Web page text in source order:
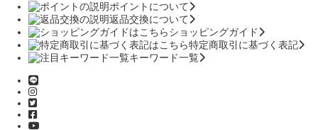
ポイントについて
返品交換について
ショッピングガイド
特定商取引に基づく表記
キーワード一覧